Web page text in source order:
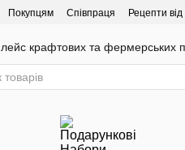
Покупцям Співпраця Рецепти
крафтових та фермерських